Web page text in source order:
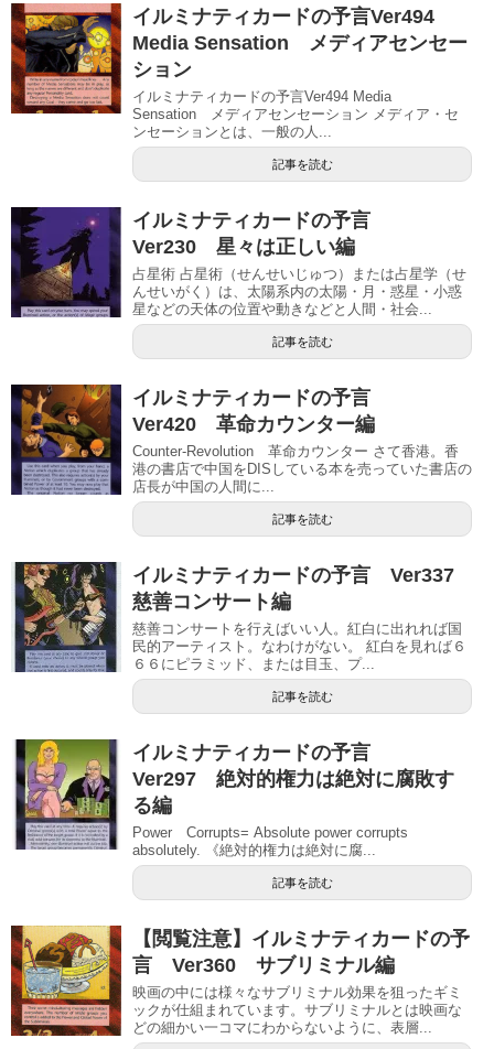
イルミナティカードの予言Ver494
Media Sensation メディアセンセー
ション
イルミナティカードの予言Ver494 Media
Sensation メディアセンセーション メディア・セ
ンセーションとは、一般の人...
記事を読む
イルミナティカードの予言
Ver230 星々は正しい編
占星術 占星術（せんせいじゅつ）または占星学（せ
んせいがく）は、太陽系内の太陽・月・惑星・小惑
星などの天体の位置や動きなどと人間・社会...
記事を読む
イルミナティカードの予言
Ver420 革命カウンター編
Counter-Revolution 革命カウンター さて香港。香
港の書店で中国をDISしている本を売っていた書店の
店長が中国の人間に...
記事を読む
イルミナティカードの予言 Ver337
慈善コンサート編
慈善コンサートを行えばいい人。紅白に出れれば国
民的アーティスト。なわけがない。 紅白を見れば６
６６にピラミッド、または目玉、プ...
記事を読む
イルミナティカードの予言
Ver297 絶対的権力は絶対に腐敗す
る編
Power Corrupts= Absolute power corrupts
absolutely. 《絶対的権力は絶対に腐...
記事を読む
【閲覧注意】イルミナティカードの予
言 Ver360 サブリミナル編
映画の中には様々なサブリミナル効果を狙ったギミ
ックが仕組まれています。サブリミナルとは映画な
どの細かい一コマにわからないように、表層...